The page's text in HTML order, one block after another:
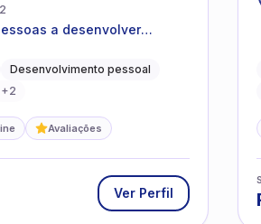
a desenvolver
Desenvolvimento pessoal
+2
Avaliações
Ver Perfil